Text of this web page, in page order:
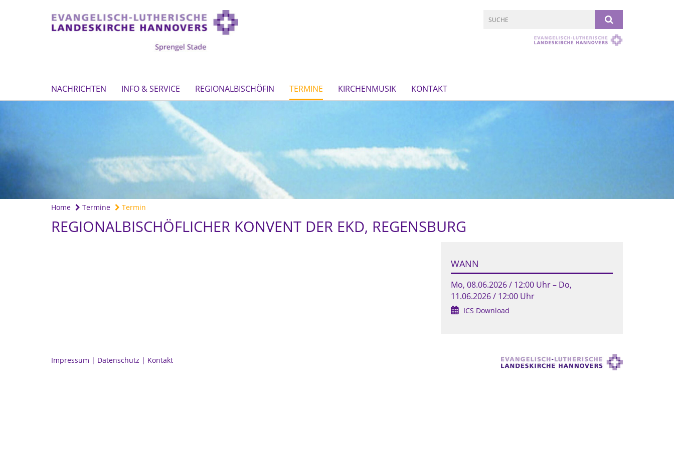
NACHRICHTEN INFO & SERVICE REGIONALBISCHÖFIN TERMINE KIRCHENMUSIK KONTAKT
Home Termine Termin
REGIONALBISCHÖFLICHER KONVENT DER EKD, REGENSBURG
WANN
Mo, 08.06.2026 / 12:00 Uhr – Do,
11.06.2026 / 12:00 Uhr
ICS Download
Impressum | Datenschutz | Kontakt